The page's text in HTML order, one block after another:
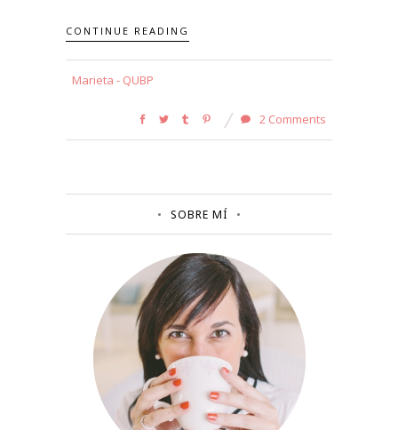
CONTINUE READING
Marieta - QUBP
2 Comments
SOBRE MÍ